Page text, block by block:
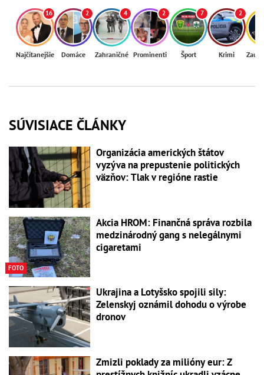
16
Najčítanejšie
2
Domáce
4
Zahraničné
2
Prominenti
7
Šport
2
Krimi
SÚVISIACE ČLÁNKY
Organizácia amerických štátov
vyzýva na prepustenie politických
väzňov: Tlak v regióne rastie
FOTO
Akcia HROM: Finančná správa rozbila
medzinárodný gang s nelegálnymi
cigaretami
Ukrajina a Lotyšsko spojili sily:
Zelenskyj oznámil dohodu o výrobe
dronov
Zmizli poklady za milióny eur: Z